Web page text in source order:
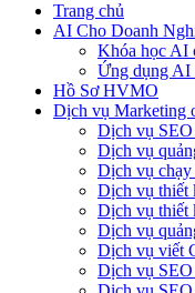
Trang chủ
AI Cho Doanh
Khóa học AI
Ứng dụng AI
Hồ Sơ HVMO
Dịch vụ Marketing
Dịch vụ SEO
Dịch vụ
Dịch vụ chạy
Dịch vụ thiết
Dịch vụ thiết
Dịch vụ
Dịch vụ viết
Dịch vụ